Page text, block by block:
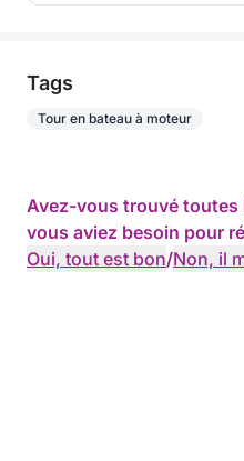
Tags
Tour en bateau à moteur
Avez-vous trouvé
vous aviez besoin pour
Oui, tout est bon/Non, il